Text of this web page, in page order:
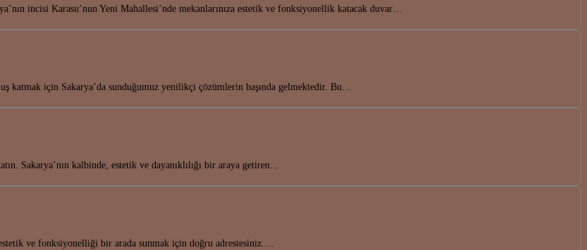
incisi Karasu’nun Yeni Mahallesi’nde mekanlarınıza estetik ve fonksiyonellik katacak duvar…
katmak için Sakarya’da sunduğumuz yenilikçi çözümlerin başında gelmektedir. Bu…
Sakarya’nın kalbinde, estetik ve dayanıklılığı bir araya getiren…
ve fonksiyonelliği bir arada sunmak için doğru adrestesiniz.…